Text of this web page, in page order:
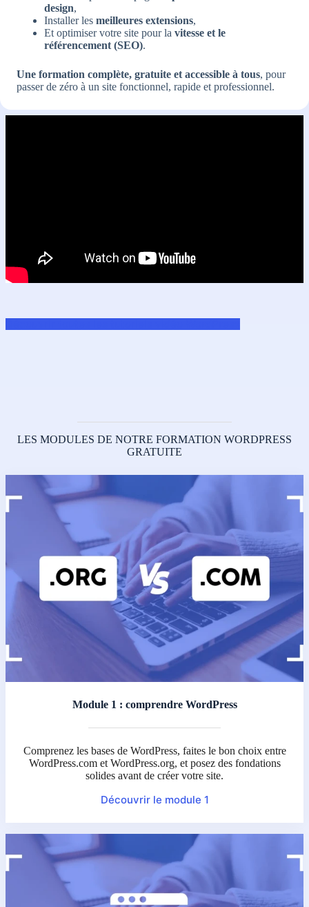
design,
Installer les meilleures extensions,
Et optimiser votre site pour la vitesse et le
référencement (SEO).
Une formation complète, gratuite et accessible à tous, pour
passer de zéro à un site fonctionnel, rapide et professionnel.
LES MODULES DE NOTRE FORMATION WORDPRESS
GRATUITE
Module 1 : comprendre WordPress
Comprenez les bases de WordPress, faites le bon choix entre
WordPress.com et WordPress.org, et posez des fondations
solides avant de créer votre site.
Découvrir le module 1